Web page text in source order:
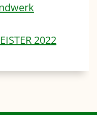
2022